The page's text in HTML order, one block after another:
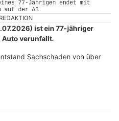
ist ein 77-jähriger
Auto verunfallt.
Sachschaden von über